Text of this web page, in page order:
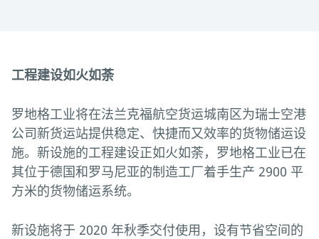
工程建设如火如荼
罗地格工业将在法兰克福航空货运城南区为瑞士空港
公司新货运站提供稳定、快捷而又效率的货物储运设
施。新设施的工程建设正如火如荼，罗地格工业已在
其位于德国和罗马尼亚的制造工厂着手生产 2900 平
方米的货物储运系统。
新设施将于 2020 年秋季交付使用，设有节省空间的